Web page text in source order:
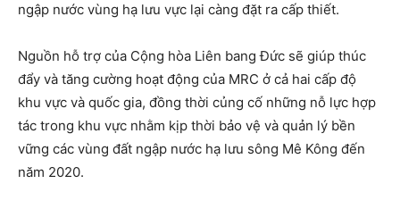
ngập nước vùng hạ lưu vực lại càng đặt ra cấp thiết.
Nguồn hỗ trợ của Cộng hòa Liên bang Đức sẽ giúp thúc
đẩy và tăng cường hoạt động của MRC ở cả hai cấp độ
khu vực và quốc gia, đồng thời củng cố những nỗ lực hợp
tác trong khu vực nhằm kịp thời bảo vệ và quản lý bền
vững các vùng đất ngập nước hạ lưu sông Mê Kông đến
năm 2020.